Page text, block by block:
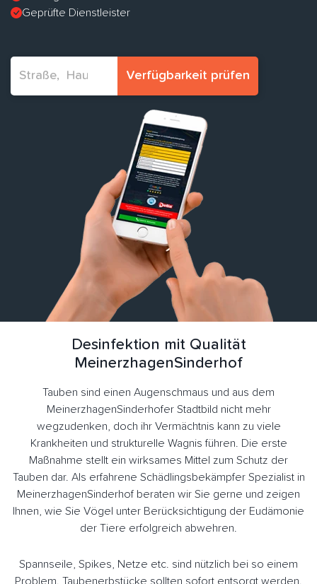
Geprüfte Dienstleister
Verfügbarkeit prüfen
Desinfektion mit Qualität
MeinerzhagenSinderhof
Tauben sind einen Augenschmaus und aus dem
MeinerzhagenSinderhofer Stadtbild nicht mehr
wegzudenken, doch ihr Vermächtnis kann zu viele
Krankheiten und strukturelle Wagnis führen. Die erste
Maßnahme stellt ein wirksames Mittel zum Schutz der
Tauben dar. Als erfahrene Schädlingsbekämpfer Spezialist in
MeinerzhagenSinderhof beraten wir Sie gerne und zeigen
Ihnen, wie Sie Vögel unter Berücksichtigung der Eudämonie
der Tiere erfolgreich abwehren.
Spannseile, Spikes, Netze etc. sind nützlich bei so einem
Problem. Taubenerbstücke sollten sofort entsorgt werden.